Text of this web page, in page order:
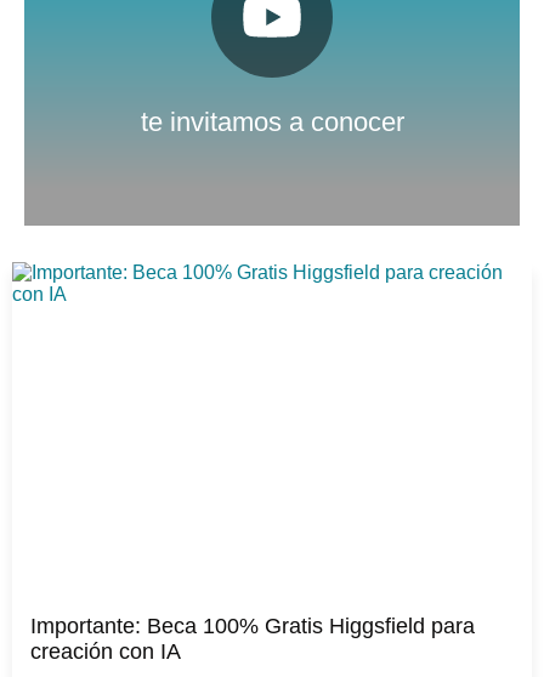
te invitamos a conocer
Pulsa aquí
Importante: Beca 100% Gratis Higgsfield para
creación con IA